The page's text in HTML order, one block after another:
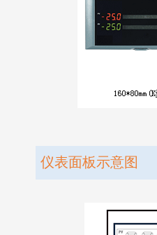
仪表面板示意图